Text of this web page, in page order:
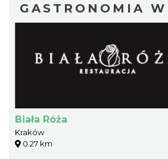
GASTRONOMIA
Biała Róża
Kraków
0.27 km